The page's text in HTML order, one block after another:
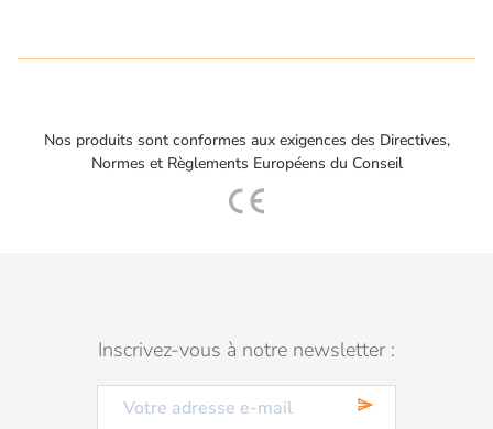
Nos produits sont conformes aux exigences des Directives,
Normes et Règlements Européens du Conseil
Inscrivez-vous à notre newsletter :
send